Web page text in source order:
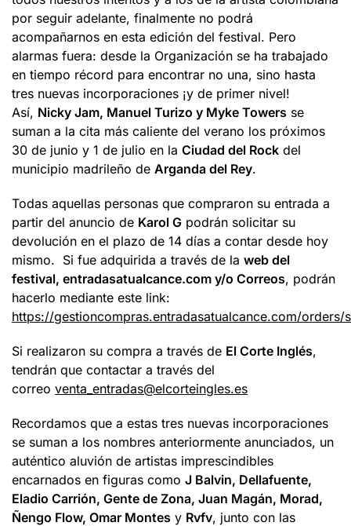
por seguir adelante, finalmente no podrá
acompañarnos en esta edición del festival. Pero
alarmas fuera: desde la Organización se ha trabajado
en tiempo récord para encontrar no una, sino hasta
tres nuevas incorporaciones ¡y de primer nivel!
Así, Nicky Jam, Manuel Turizo y Myke Towers se
suman a la cita más caliente del verano los próximos
30 de junio y 1 de julio en la Ciudad del Rock del
municipio madrileño de Arganda del Rey.
Todas aquellas personas que compraron su entrada a
partir del anuncio de Karol G podrán solicitar su
devolución en el plazo de 14 días a contar desde hoy
mismo. Si fue adquirida a través de la web del
festival, entradasatualcance.com y/o Correos, podrán
hacerlo mediante este link:
https://gestioncompras.entradasatualcance.com/orders/
Si realizaron su compra a través de El Corte Inglés,
tendrán que contactar a través del
correo venta_entradas@elcorteingles.es
Recordamos que a estas tres nuevas incorporaciones
se suman a los nombres anteriormente anunciados, un
auténtico aluvión de artistas imprescindibles
encarnados en figuras como J Balvin, Dellafuente,
Eladio Carrión, Gente de Zona, Juan Magán, Morad,
Ñengo Flow, Omar Montes y Rvfv, junto con las